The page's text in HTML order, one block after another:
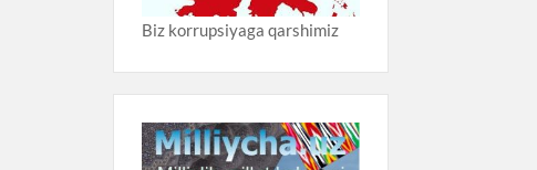
Biz korrupsiyaga qarshimiz